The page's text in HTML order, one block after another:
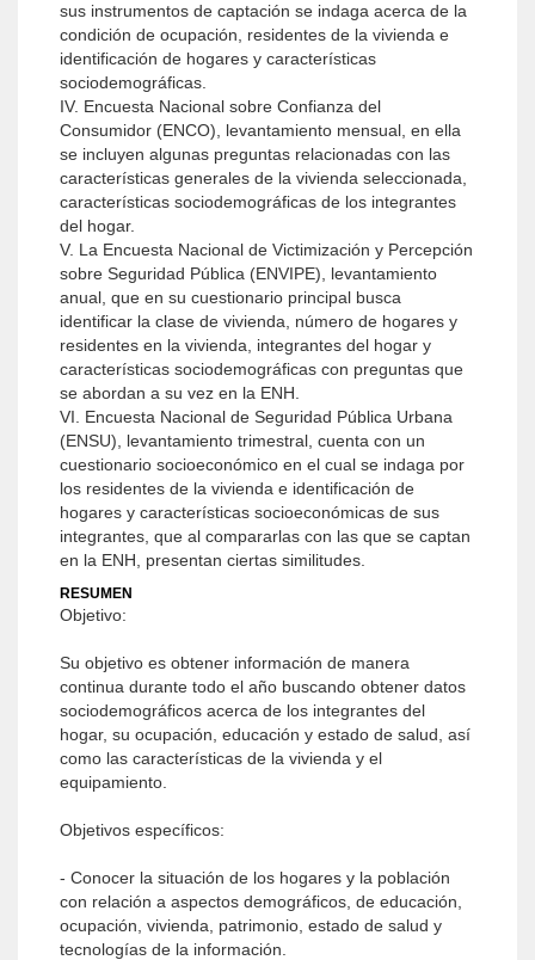
sus instrumentos de captación se indaga acerca de la
condición de ocupación, residentes de la vivienda e
identificación de hogares y características
sociodemográficas.
IV. Encuesta Nacional sobre Confianza del
Consumidor (ENCO), levantamiento mensual, en ella
se incluyen algunas preguntas relacionadas con las
características generales de la vivienda seleccionada,
características sociodemográficas de los integrantes
del hogar.
V. La Encuesta Nacional de Victimización y Percepción
sobre Seguridad Pública (ENVIPE), levantamiento
anual, que en su cuestionario principal busca
identificar la clase de vivienda, número de hogares y
residentes en la vivienda, integrantes del hogar y
características sociodemográficas con preguntas que
se abordan a su vez en la ENH.
VI. Encuesta Nacional de Seguridad Pública Urbana
(ENSU), levantamiento trimestral, cuenta con un
cuestionario socioeconómico en el cual se indaga por
los residentes de la vivienda e identificación de
hogares y características socioeconómicas de sus
integrantes, que al compararlas con las que se captan
en la ENH, presentan ciertas similitudes.
RESUMEN
Objetivo:
Su objetivo es obtener información de manera
continua durante todo el año buscando obtener datos
sociodemográficos acerca de los integrantes del
hogar, su ocupación, educación y estado de salud, así
como las características de la vivienda y el
equipamiento.
Objetivos específicos:
- Conocer la situación de los hogares y la población
con relación a aspectos demográficos, de educación,
ocupación, vivienda, patrimonio, estado de salud y
tecnologías de la información.